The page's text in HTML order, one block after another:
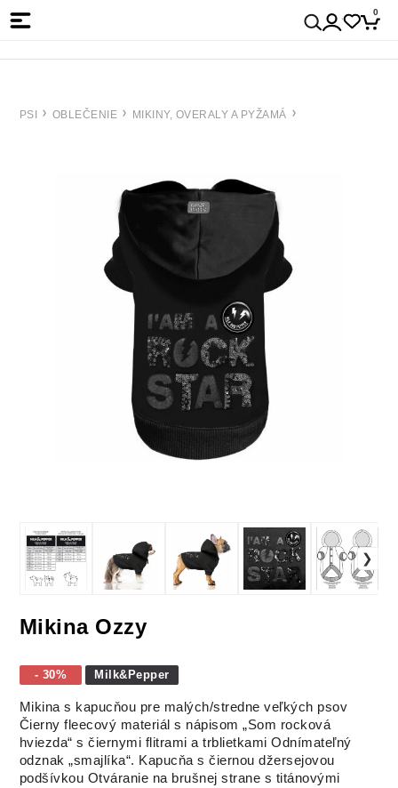
0
PSI OBLEČENIE MIKINY, OVERALY A PYŽAMÁ
Mikina Ozzy
- 30% Milk&Pepper
Mikina s kapucňou pre malých/stredne veľkých psov
Čierny fleecový materiál s nápisom „Som rocková
hviezda“ s čiernymi flitrami a trblietkamiOdnímateľný
odznak „smajlíka“. Kapucňa s čiernou džersejovou
podšívkou Otváranie na brušnej strane s titánovými